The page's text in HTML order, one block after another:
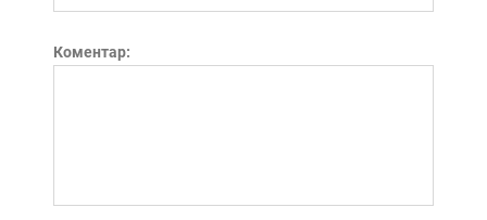
Коментар: